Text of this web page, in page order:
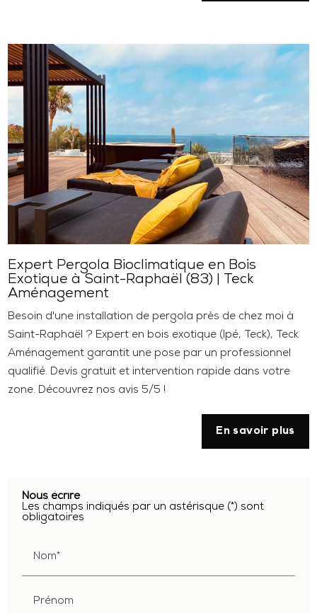
Expert Pergola Bioclimatique en Bois
Exotique à Saint-Raphaël (83) | Teck
Aménagement
Besoin d'une installation de pergola près de chez moi à
Saint-Raphaël ? Expert en bois exotique (Ipé, Teck), Teck
Aménagement garantit une pose par un professionnel
qualifié. Devis gratuit et intervention rapide dans votre
zone. Découvrez nos avis 5/5 !
En savoir plus
Nous écrire
Les champs indiqués par un astérisque (*) sont
obligatoires
Nom*
Prénom